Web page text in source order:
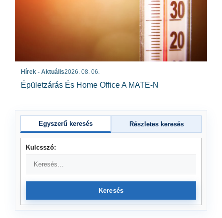
Hírek - Aktuális2026. 08. 06.
Épületzárás És Home Office A MATE-N
Egyszerű keresés Részletes keresés
Kulcsszó:
Keresés